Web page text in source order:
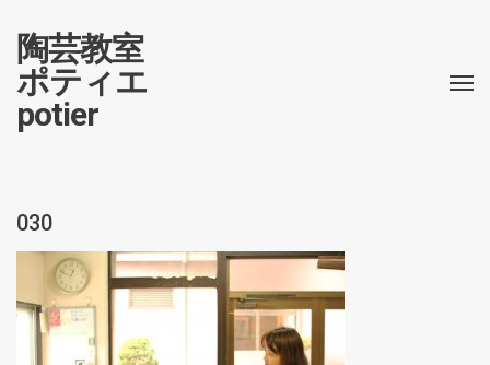
陶芸教室
ポティエ
potier
030